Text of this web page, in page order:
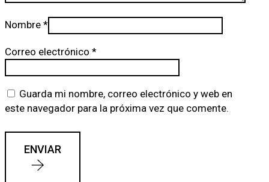
Nombre *
Correo electrónico *
Guarda mi nombre, correo electrónico y web en
este navegador para la próxima vez que comente.
ENVIAR